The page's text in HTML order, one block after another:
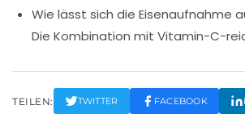
Wie lässt sich die Eisenaufnahme
Die Kombination mit Vitamin-C-
TEILEN: TWITTER FACEBOOK